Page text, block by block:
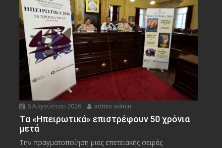
6 Αυγούστου 2026 admin admin
Tα «Ηπειρωτικά» επιστρέφουν 50 χρόνια
μετά
Την πραγματοποίηση μιας επετειακής σειράς